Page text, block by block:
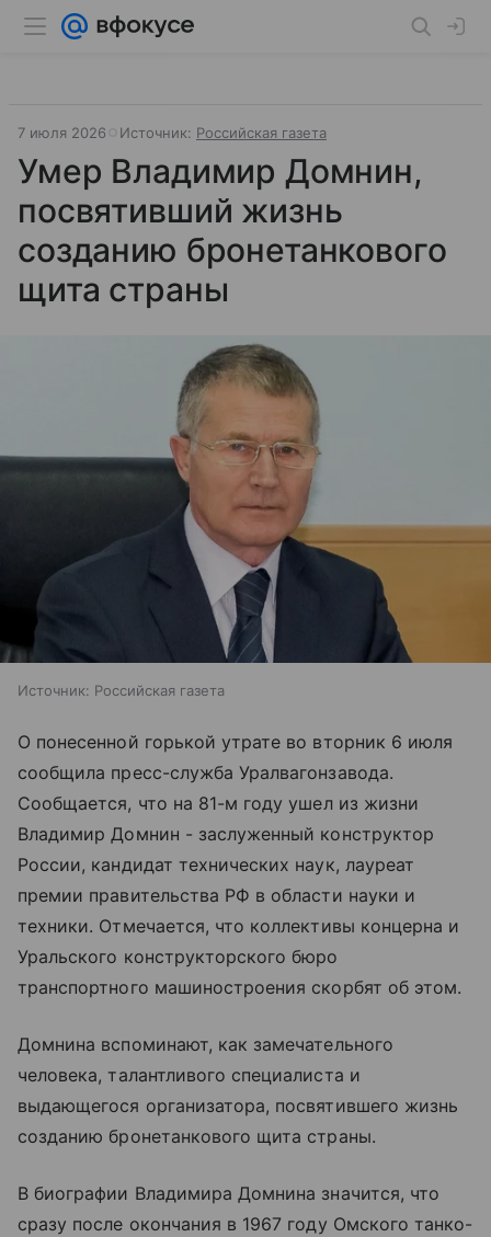
7 июля 2026 Источник: Российская газета
Умер Владимир Домнин,
посвятивший жизнь
созданию бронетанкового
щита страны
Источник: Российская газета
О понесенной горькой утрате во вторник 6 июля
сообщила пресс-служба Уралвагонзавода.
Сообщается, что на 81-м году ушел из жизни
Владимир Домнин - заслуженный конструктор
России, кандидат технических наук, лауреат
премии правительства РФ в области науки и
техники. Отмечается, что коллективы концерна и
Уральского конструкторского бюро
транспортного машиностроения скорбят об этом.
Домнина вспоминают, как замечательного
человека, талантливого специалиста и
выдающегося организатора, посвятившего жизнь
созданию бронетанкового щита страны.
В биографии Владимира Домнина значится, что
сразу после окончания в 1967 году Омского танко-